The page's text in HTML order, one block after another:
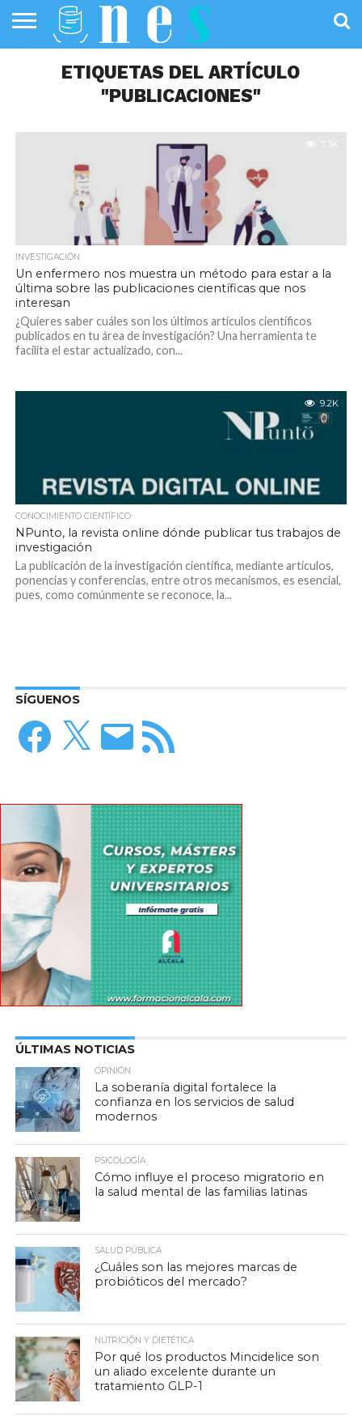
PÚBLICA
SANIDAD
INVESTIGACIÓN
ENTREVISTAS
PROFESIONALES
DE LA SALUD
INFOGRAFÍAS
DE SALUD
OPINIÓNETIQUETAS DEL ARTÍCULO
"PUBLICACIONES"
7.3K
INVESTIGACIÓN
Un enfermero nos muestra un método para estar a la
última sobre las publicaciones científicas que nos
interesan
¿Quieres saber cuáles son los últimos artículos científicos
publicados en tu área de investigación? Una herramienta te
facilita el estar actualizado, con...
9.2K
CONOCIMIENTO CIENTÍFICO
NPunto, la revista online dónde publicar tus trabajos de
investigación
La publicación de la investigación científica, mediante artículos,
ponencias y conferencias, entre otros mecanismos, es esencial,
pues, como comúnmente se reconoce, la...
SÍGUENOS
Facebook
X
Correo
electrónico
Feed
RSS
ÚLTIMAS NOTICIAS
OPINIÓN
La soberanía digital fortalece la
confianza en los servicios de salud
modernos
PSICOLOGÍA
Cómo influye el proceso migratorio en
la salud mental de las familias latinas
SALUD PÚBLICA
¿Cuáles son las mejores marcas de
probióticos del mercado?
NUTRICIÓN Y DIETÉTICA
Por qué los productos Mincidelice son
un aliado excelente durante un
tratamiento GLP-1